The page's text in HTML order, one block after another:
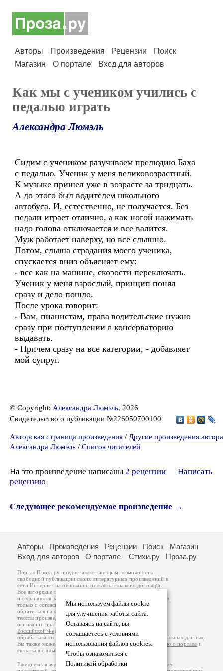
Авторы Произведения Рецензии
Поиск
Магазин
О портале Вход для авторов
Как мы с учеником учились с
педалью играть
Александра Люмэль
Сидим с учеником разучиваем прелюдию Баха
с педалью. Ученик у меня великовозрастный.
К музыке пришел уже в возрасте за тридцать.
А до этого был водителем школьного
автобуса. И, естественно, не получается. Без
педали играет отлично, а как ногой нажимать
надо голова отключается и все валится.
Муж работает наверху, но все слышно.
Потом, слыша страдания моего ученика,
спускается вниз объясняет ему:
- все как на машине, скорости переключать.
Ученик у меня взрослый, принцип понял
сразу и дело пошло.
После урока говорит:
- Вам, пианистам, права водительские нужно
сразу при поступлении в консерваторию
выдавать.
- Причем сразу на все категории, - добавляет
мой супруг.
© Copyright: Александра Люмэль, 2026
Свидетельство о публикации №226050700100
Авторская страница произведения / Другие произведения автора
Александра Люмэль / Список читателей
На это произведение написаны 2 рецензии
Написать
рецензию
Следующее рекомендуемое произведение →
Мы используем файлы cookie
для улучшения работы сайта.
Оставаясь на сайте, вы
соглашаетесь с условиями
использования файлов cookies.
Чтобы ознакомиться с
Политикой обработки
Авторы Произведения Рецензии Поиск
Магазин
Вход для авторов
О портале Стихи.ру Проза.ру
Портал Проза.ру предоставляет авторам возможность
свободной публикации своих литературных произведений в
сети Интернет на основаниипользовательского договора
Все авторские права на произведения принадлежат авторам
и охраняются законом
. Перепечатка произведений возможна
только с согласия его автора, к которому вы можете
обратиться на его авторской странице. Ответственность за
тексты произведений авторы несут самостоятельно на
основанииправил публикацииизаконодательства
Российской Федерации
обрабатываются на основанииПолитики обработки персональных данных
Вы также можете посмотреть более подробнуюинформацию о портале и
связаться с администрацией
Ежедневная аудитория портала Проза.ру – порядка 100 тысяч